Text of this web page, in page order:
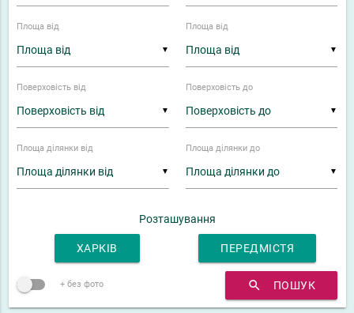
▼
Площа від
▼
Площа від
▼
Поверховість від
▼
Поверховість до
▼
Площа ділянки від
▼
Площа ділянки до
Розташування
ХАРКІВ ПЕРЕДМІСТЯ
+ без фото search ПОШУК